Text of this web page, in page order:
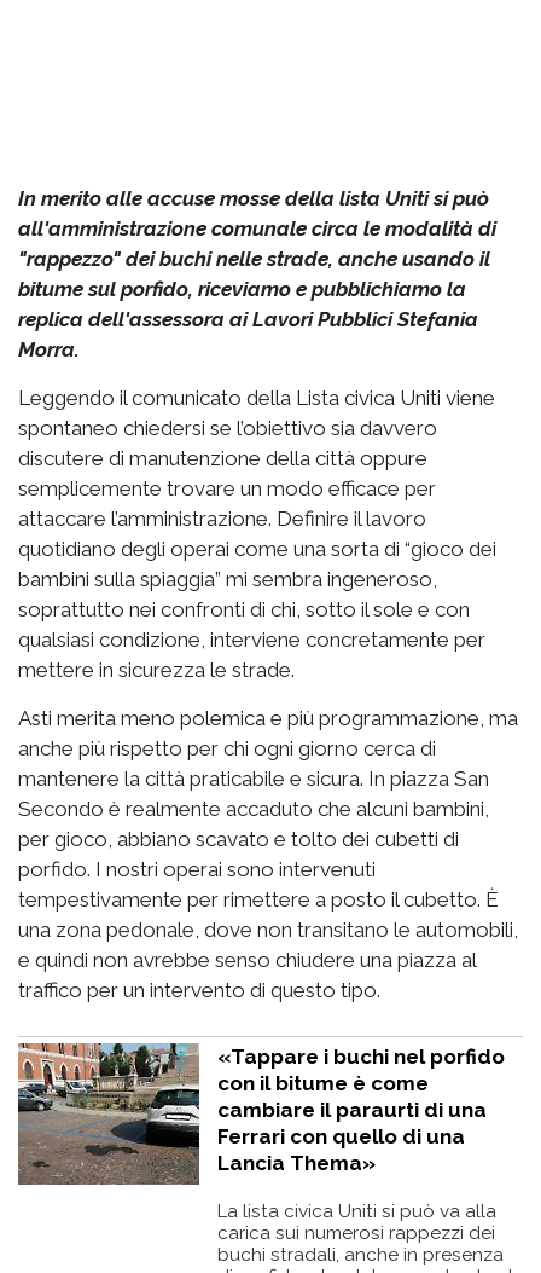
In merito alle accuse mosse della lista Uniti si può
all'amministrazione comunale circa le modalità di
"rappezzo" dei buchi nelle strade, anche usando il
bitume sul porfido, riceviamo e pubblichiamo la
replica dell'assessora ai Lavori Pubblici Stefania
Morra.
Leggendo il comunicato della Lista civica Uniti viene
spontaneo chiedersi se l’obiettivo sia davvero
discutere di manutenzione della città oppure
semplicemente trovare un modo efficace per
attaccare l’amministrazione. Definire il lavoro
quotidiano degli operai come una sorta di “gioco dei
bambini sulla spiaggia” mi sembra ingeneroso,
soprattutto nei confronti di chi, sotto il sole e con
qualsiasi condizione, interviene concretamente per
mettere in sicurezza le strade.
Asti merita meno polemica e più programmazione, ma
anche più rispetto per chi ogni giorno cerca di
mantenere la città praticabile e sicura. In piazza San
Secondo è realmente accaduto che alcuni bambini,
per gioco, abbiano scavato e tolto dei cubetti di
porfido. I nostri operai sono intervenuti
tempestivamente per rimettere a posto il cubetto. È
una zona pedonale, dove non transitano le automobili,
e quindi non avrebbe senso chiudere una piazza al
traffico per un intervento di questo tipo.
«Tappare i buchi nel porfido
con il bitume è come
cambiare il paraurti di una
Ferrari con quello di una
Lancia Thema»
La lista civica Uniti si può va alla
carica sui numerosi rappezzi dei
buchi stradali, anche in presenza